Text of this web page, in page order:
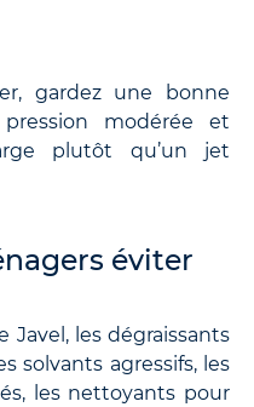
gardez une bonne
modérée et
plutôt qu’un jet
éviter
Javel, les dégraissants
solvants agressifs, les
les nettoyants pour